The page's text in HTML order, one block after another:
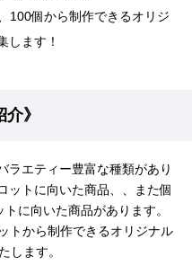
100個から制作できるオリジ
します！
》
ラエティー豊富な種類があり
ットに向いた商品、、また個
に向いた商品があります。
トから制作できるオリジナル
します。